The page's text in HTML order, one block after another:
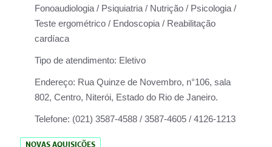
Fonoaudiologia / Psiquiatria / Nutrição / Psicologia /
Teste ergométrico / Endoscopia / Reabilitação
cardíaca
Tipo de atendimento: Eletivo
Endereço: Rua Quinze de Novembro, n°106, sala
802, Centro, Niterói, Estado do Rio de Janeiro.
Telefone: (021) 3587-4588 / 3587-4605 / 4126-1213
NOVAS AQUISIÇÕES